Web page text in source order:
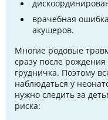
врачебная
акушеров.
Многие родовые
сразу после
грудничка. Поэтому
наблюдаться у
нужно следить за
риска: